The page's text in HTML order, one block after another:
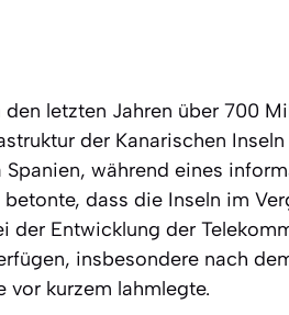
letzten Jahren über 700
der Kanarischen
während eines
dass die Inseln im
der Entwicklung der
insbesondere nach
vor kurzem lahmlegte.